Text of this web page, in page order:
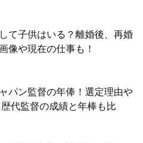
て子供はいる？離婚後、再婚
像や現在の仕事も！
パン監督の年俸！選定理由や
代監督の成績と年棒も比